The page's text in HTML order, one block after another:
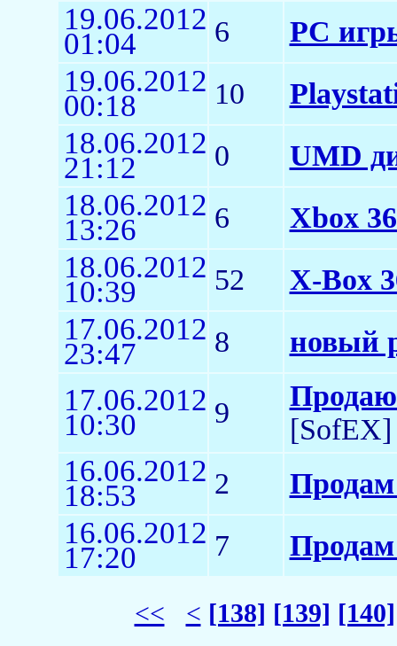
19.06.2012
01:04 6 PC
19.06.2012
00:18 10
18.06.2012
21:12 0 UMD
18.06.2012
13:26 6 Xbox
18.06.2012
10:39 52 X-Box
17.06.2012
23:47 8 новый
17.06.2012
10:30 9
Продаю
[SofEX]
16.06.2012
18:53 2
16.06.2012
17:20 7 Продам
<< < [138] [139] [140]